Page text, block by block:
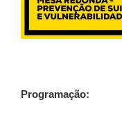
Programação: